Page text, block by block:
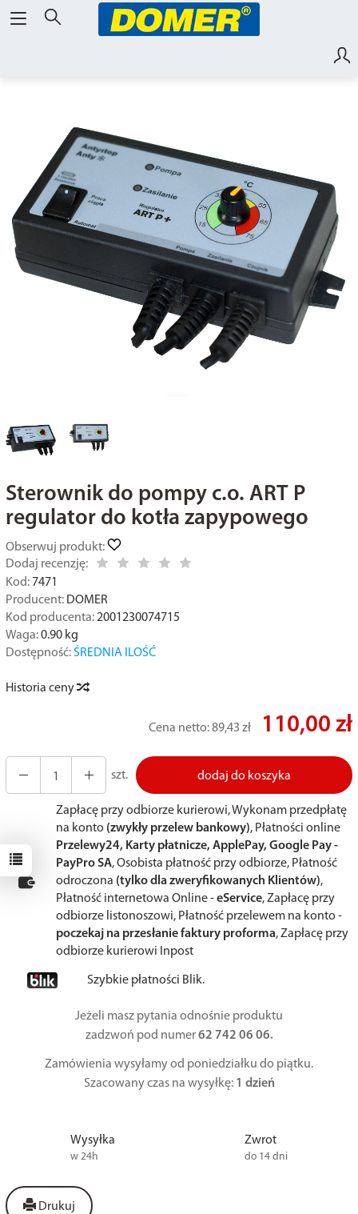
Sterownik do pompy c.o. ART P
regulator do kotła zapypowego
Obserwuj produkt:
Dodaj recenzję:
Kod: 7471
Producent: DOMER
Kod producenta: 2001230074715
Waga: 0.90kg
Dostępność: ŚREDNIA ILOŚĆ
Historia ceny
Cena netto:89,43 zł 110,00 zł
szt. dodaj do koszyka
Zapłacę przy odbiorze kurierowi, Wykonam przedpłatę
na konto (zwykły przelew bankowy), Płatności online
Przelewy24, Karty płatnicze, ApplePay, Google Pay -
PayPro SA, Osobista płatność przy odbiorze, Płatność
odroczona (tylko dla zweryfikowanych Klientów),
Płatność internetowa Online -eService, Zapłacę przy
odbiorze listonoszowi, Płatność przelewem na konto -
poczekaj na przesłanie faktury proforma, Zapłacę przy
odbiorze kurierowi Inpost
Szybkie płatności Blik.
Jeżeli masz pytania odnośnie produktu
zadzwoń pod numer62 742 06 06.
Zamówienia wysyłamy od poniedziałku do piątku.
Szacowany czas na wysyłkę: 1 dzień
Wysyłka
w 24h
Zwrot
do 14 dni
Drukuj